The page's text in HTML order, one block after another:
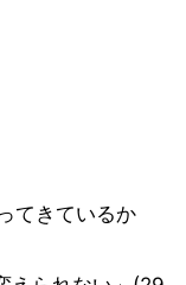
てきているか